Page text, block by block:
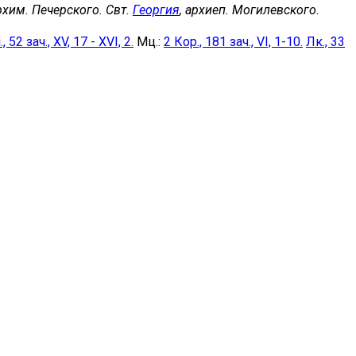
Печерского. Свт. Георгия, архиеп. Могилевского.
52 зач., XV, 17 - XVI, 2. Мц.: 2 Кор., 181 зач., VI, 1-10. Лк., 33